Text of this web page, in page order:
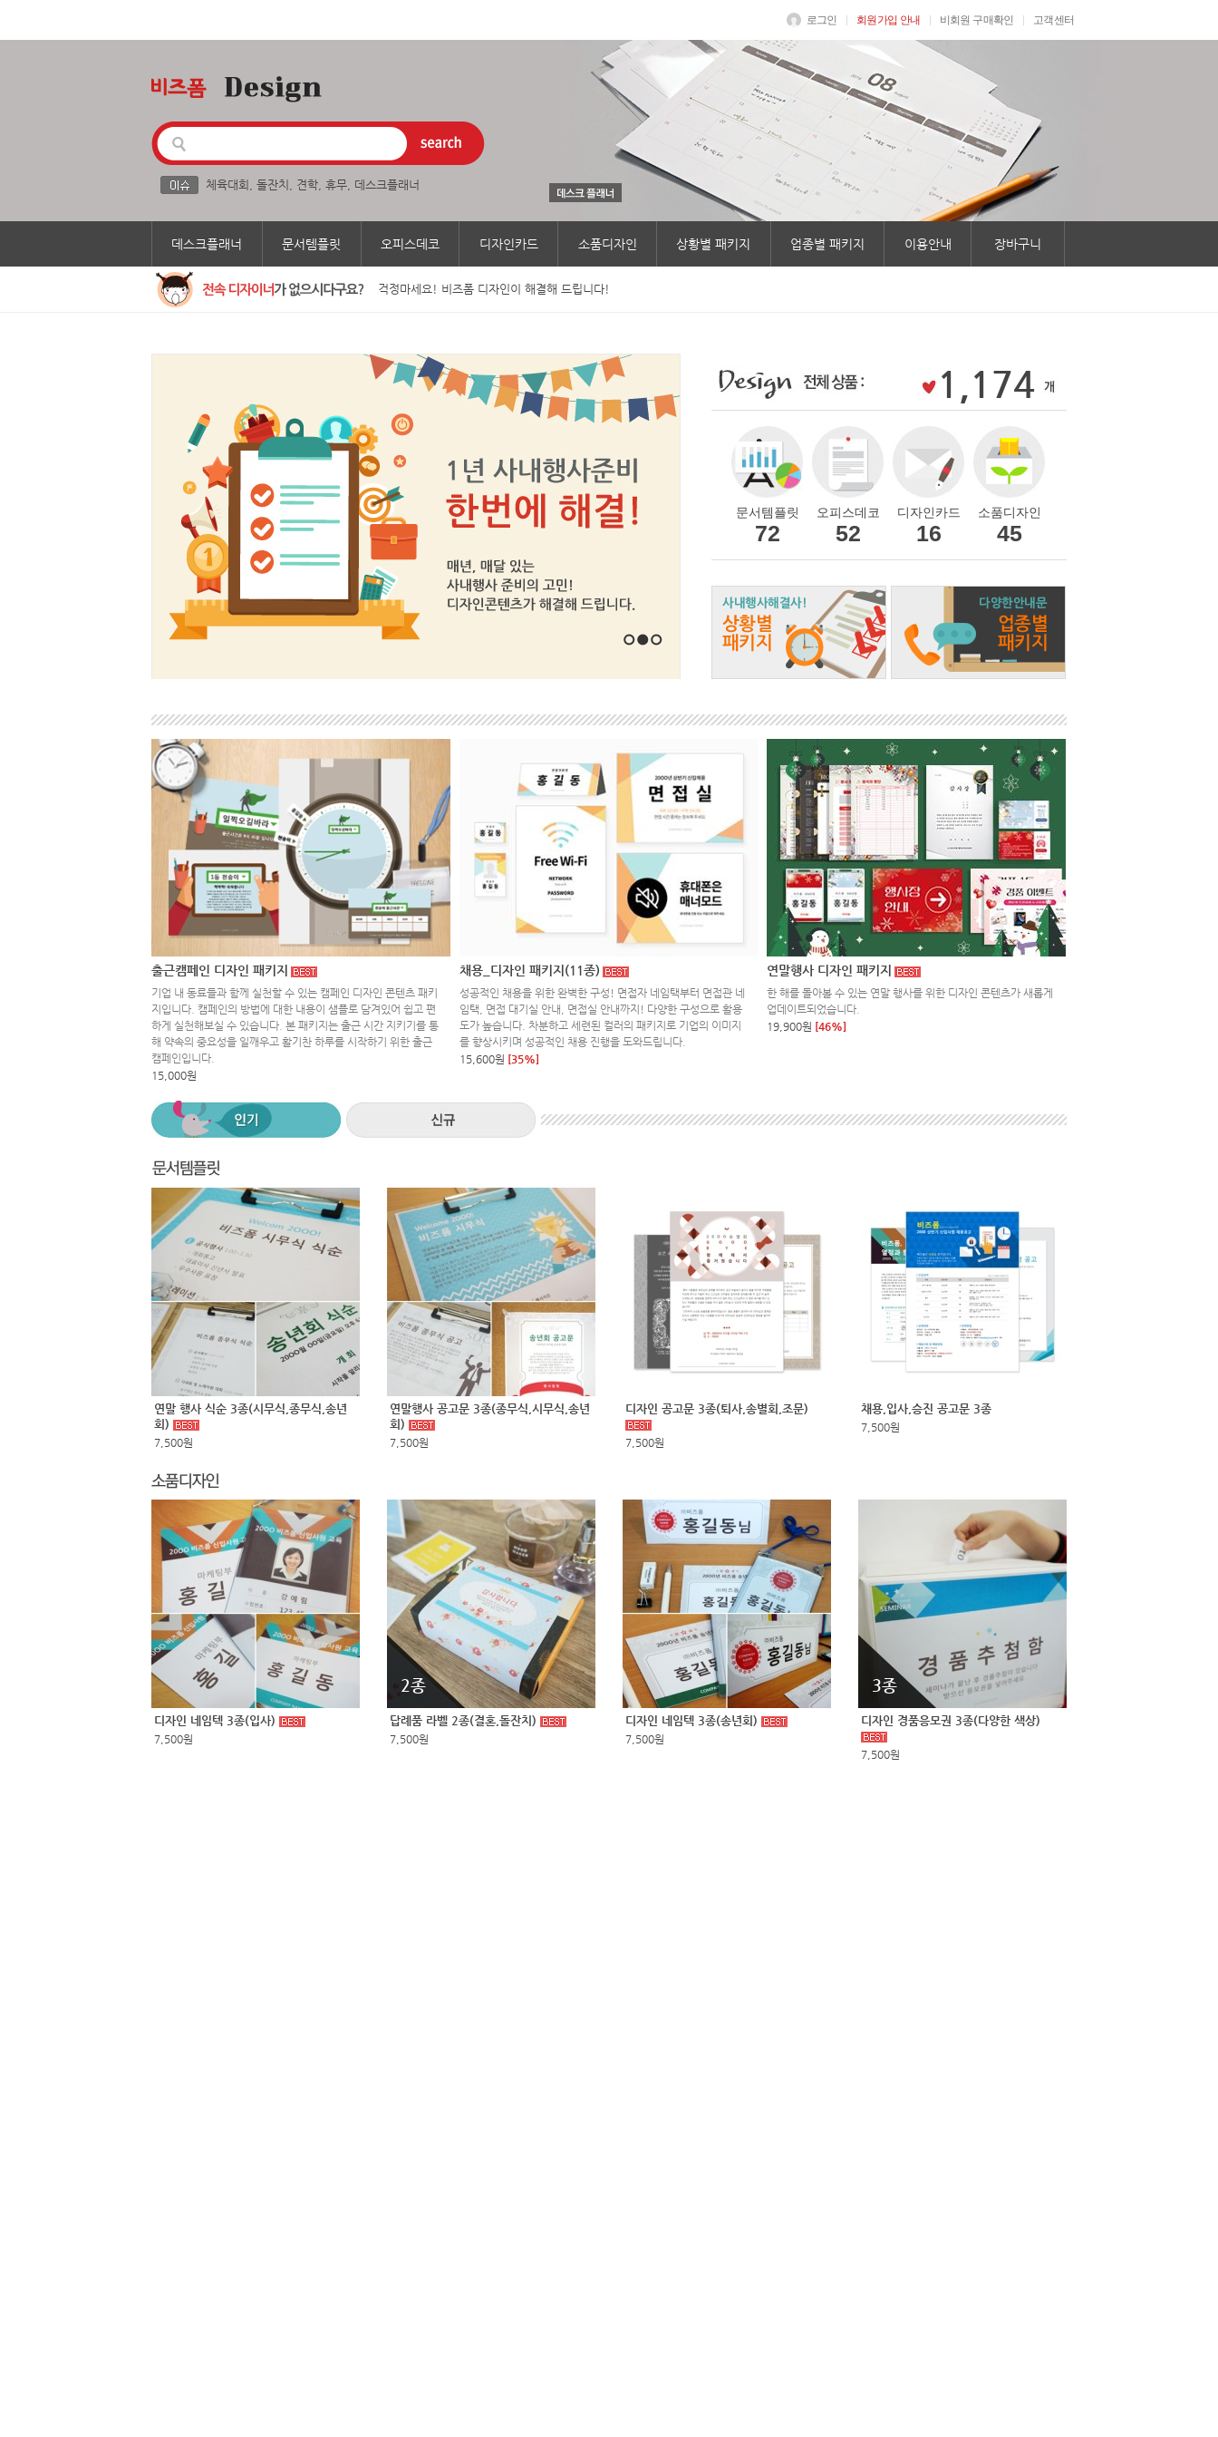
로그인 회원가입 안내 비회원 구매확인 고객센터
체육대회 돌잔치 견학 휴무 데스크플래너
데스크플래너 문서템플릿 오피스데코 디자인카드 소품디자인 상황별 패키지 업종별 패키지 이용안내 장바구니
걱정마세요! 비즈폼 디자인이 해결해 드립니다!
1,174
문서템플릿
72
오피스데코
52
디자인카드
16
소품디자인
45
출근캠페인 디자인 패키지
기업 내 동료들과 함께 실천할 수 있는 캠페인 디자인 콘텐츠 패키
지입니다. 캠페인의 방법에 대한 내용이 샘플로 담겨있어 쉽고 편
하게 실천해보실 수 있습니다. 본 패키지는 출근 시간 지키기를 통
해 약속의 중요성을 일깨우고 활기찬 하루를 시작하기 위한 출근
캠페인입니다.
15,000원
채용_디자인 패키지(11종)
성공적인 채용을 위한 완벽한 구성! 면접자 네임택부터 면접관 네
임택, 면접 대기실 안내, 면접실 안내까지! 다양한 구성으로 활용
도가 높습니다. 차분하고 세련된 컬러의 패키지로 기업의 이미지
를 향상시키며 성공적인 채용 진행을 도와드립니다.
15,600원 [35%]
연말행사 디자인 패키지
한 해를 돌아볼 수 있는 연말 행사를 위한 디자인 콘텐츠가 새롭게
업데이트되었습니다.
19,900원 [46%]
연말 행사 식순 3종(시무식,종무식,송년
회)
7,500원
연말행사 공고문 3종(종무식,시무식,송년
회)
7,500원
디자인 공고문 3종(퇴사,송별회,조문)
7,500원
채용,입사,승진 공고문 3종
7,500원
디자인 네임텍 3종(입사)
7,500원
2종
답례품 라벨 2종(결혼,돌잔치)
7,500원
디자인 네임텍 3종(송년회)
7,500원
3종
디자인 경품응모권 3종(다양한 색상)
7,500원